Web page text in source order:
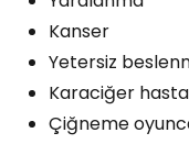
Kanser
Yetersiz
Karaciğer
Çiğneme